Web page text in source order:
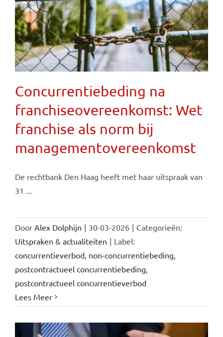
Concurrentiebeding na
franchiseovereenkomst: Wet
franchise als norm bij
managementovereenkomst
De rechtbank Den Haag heeft met haar uitspraak van
31 ...
Door Alex Dolphijn | 30-03-2026 | Categorieën:
Uitspraken & actualiteiten | Label:
concurrentieverbod, non-concurrentiebeding
postcontractueel concurrentiebeding
postcontractueel concurrentieverbod
Lees Meer